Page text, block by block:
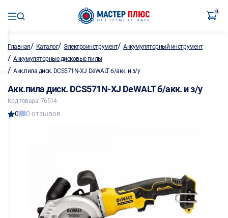
0
Главная/ Каталог/ Электроинструмент/Аккумуляторный инструмент
/ Аккумуляторные дисковые пилы
/ Акк.пила диск. DCS571N-XJ DeWALT б/акк. и з/у
Акк.пила диск. DCS571N-XJ DeWALT б/акк. и з/у
Код товара: 76514
0 0 отзывов